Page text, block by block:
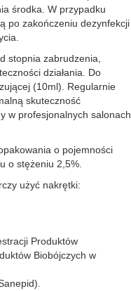
środka. W przypadku
po zakończeniu dezynfekcji
stopnia zabrudzenia,
działania. Do
(10ml). Regularnie
skuteczność
w profesjonalnych salonach
o pojemności
o stężeniu 2,5%.
użyć nakrętki:
Produktów
Biobójczych w